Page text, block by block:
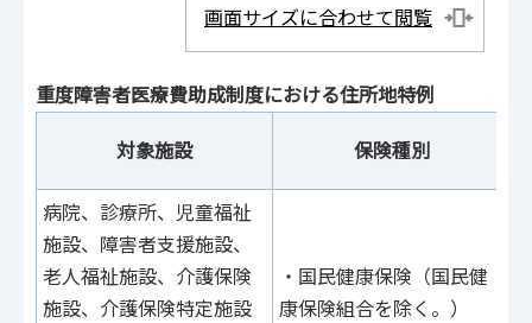
画面サイズに合わせて閲覧
重度障害者医療費助成制度における住所地特例
対象施設
保険種別
病院、診療所、児童福祉
施設、障害者支援施設、
老人福祉施設、介護保険
施設、介護保険特定施設
・国民健康保険（国民健
康保険組合を除く。）